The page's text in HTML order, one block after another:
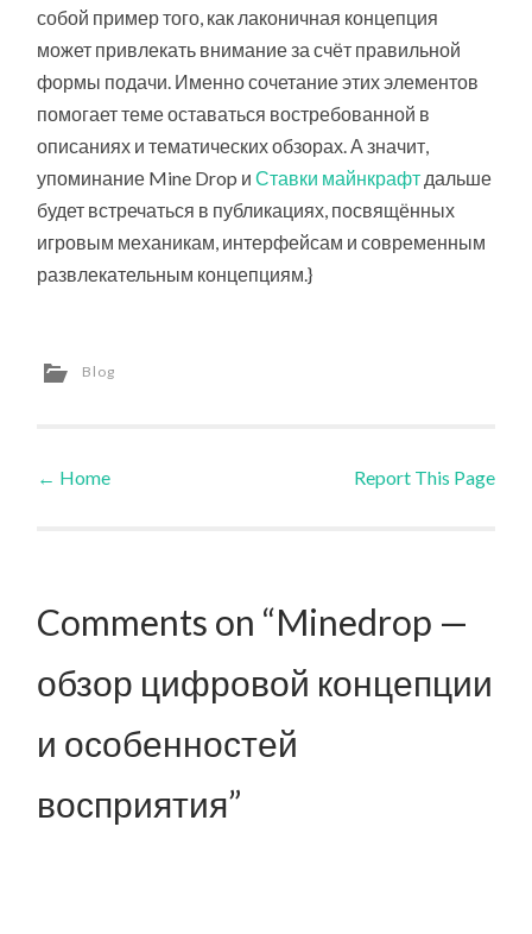
собой пример того, как лаконичная концепция
может привлекать внимание за счёт правильной
формы подачи. Именно сочетание этих элементов
помогает теме оставаться востребованной в
описаниях и тематических обзорах. А значит,
упоминание Mine Drop иСтавки майнкрафт дальше
будет встречаться в публикациях, посвящённых
игровым механикам, интерфейсам и современным
развлекательным концепциям.}
Blog
Post navigation
← Home Report This Page
Comments on “Minedrop —
обзор цифровой концепции
и особенностей
восприятия”